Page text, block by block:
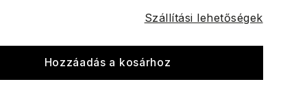
Szállítási lehetőségek
Hozzáadás a kosárhoz